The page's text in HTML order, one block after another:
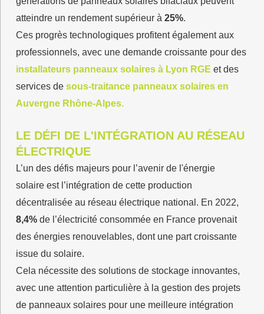
atteindre un rendement supérieur à 25%.
Ces progrès technologiques profitent également aux
professionnels, avec une demande croissante pour des
installateurs panneaux solaires à Lyon RGE et des
services de sous-traitance panneaux solaires en
Auvergne Rhône-Alpes.
LE DÉFI DE L'INTÉGRATION AU RÉSEAU
ÉLECTRIQUE
L’un des défis majeurs pour l’avenir de l'énergie
solaire est l’intégration de cette production
décentralisée au réseau électrique national. En 2022,
8,4%de l’électricité consommée en France provenait
des énergies renouvelables, dont une part croissante
issue du solaire.
Cela nécessite des solutions de stockage innovantes,
avec une attention particulière à la gestion des projets
de panneaux solaires pour une meilleure intégration